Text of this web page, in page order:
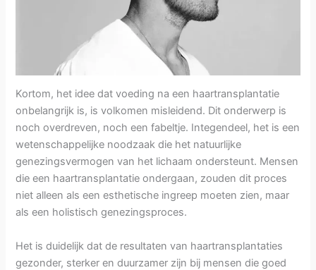
Kortom, het idee dat voeding na een haartransplantatie
onbelangrijk is, is volkomen misleidend. Dit onderwerp is
noch overdreven, noch een fabeltje. Integendeel, het is een
wetenschappelijke noodzaak die het natuurlijke
genezingsvermogen van het lichaam ondersteunt. Mensen
die een haartransplantatie ondergaan, zouden dit proces
niet alleen als een esthetische ingreep moeten zien, maar
als een holistisch genezingsproces.
Het is duidelijk dat de resultaten van haartransplantaties
gezonder, sterker en duurzamer zijn bij mensen die goed